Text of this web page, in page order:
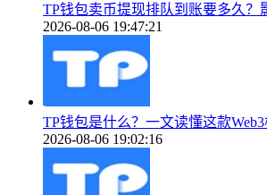
TP钱包卖币提现排队到账要多久？
2026-08-06 19:47:21
TP钱包是什么？一文读懂这款
2026-08-06 19:02:16